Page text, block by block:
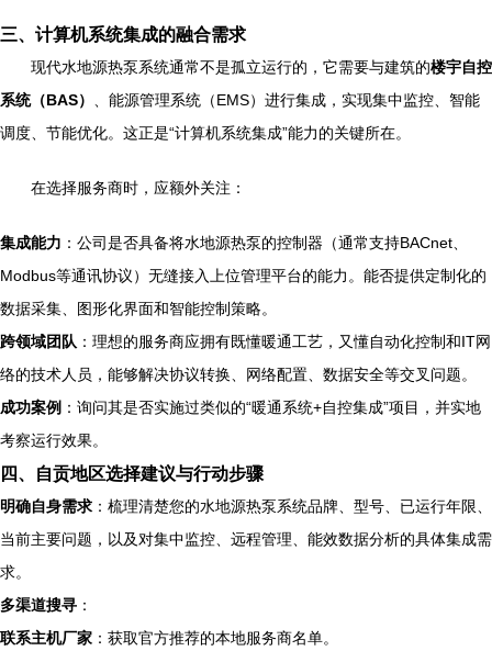
三、计算机系统集成的融合需求
现代水地源热泵系统通常不是孤立运行的，它需要与建筑的楼宇自控
系统（BAS）
、能源管理系统（EMS）进行集成，实现集中监控、智能
调度、节能优化。这正是“计算机系统集成”能力的关键所在。
在选择服务商时，应额外关注：
集成能力 ：公司是否具备将水地源热泵的控制器（通常支持BACnet、
Modbus等通讯协议）无缝接入上位管理平台的能力。能否提供定制化的
数据采集、图形化界面和智能控制策略。
跨领域团队 ：理想的服务商应拥有既懂暖通工艺，又懂自动化控制和IT网
络的技术人员，能够解决协议转换、网络配置、数据安全等交叉问题。
成功案例 ：询问其是否实施过类似的“暖通系统+自控集成”项目，并实地
考察运行效果。
四、自贡地区选择建议与行动步骤
明确自身需求 ：梳理清楚您的水地源热泵系统品牌、型号、已运行年限、
当前主要问题，以及对集中监控、远程管理、能效数据分析的具体集成需
求。
多渠道搜寻 ：
联系主机厂家 ：获取官方推荐的本地服务商名单。